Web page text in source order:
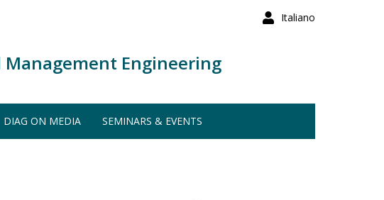
Italiano
Engineering
DIAG ON MEDIA SEMINARS & EVENTS